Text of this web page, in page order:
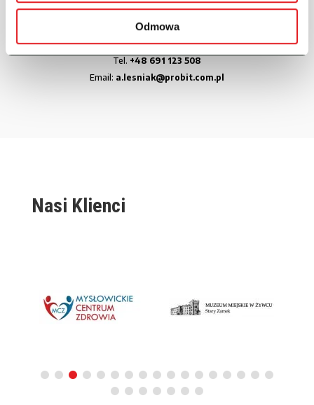
Odmowa
Adrianna Leśniak
Specjalista ds. Handlowych
Tel. +48 691 123 508
Email: a.lesniak@probit.com.pl
Nasi Klienci